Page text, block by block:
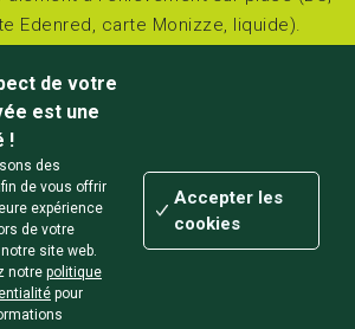
Edenred, carte Monizze, liquide).
place le jour choisi :
15h00 à 18h00 et
18h00.
3 à Awagne (Lisogne/Dinant)
conçu et développé localement par
de votre
est une
!
des
de vous offrir
expérience
de votre
site web.
notre politique
pour
Accepter les
cookies